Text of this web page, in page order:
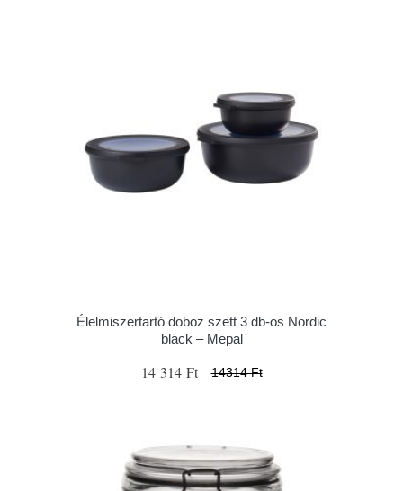
Élelmiszertartó doboz szett 3 db-os Nordic
black – Mepal
14 314 Ft 14314 Ft